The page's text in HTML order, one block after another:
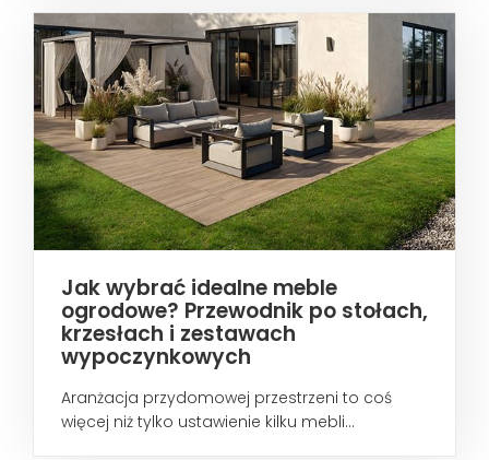
Jak wybrać idealne meble
ogrodowe? Przewodnik po stołach,
krzesłach i zestawach
wypoczynkowych
Aranżacja przydomowej przestrzeni to coś
więcej niż tylko ustawienie kilku mebli...